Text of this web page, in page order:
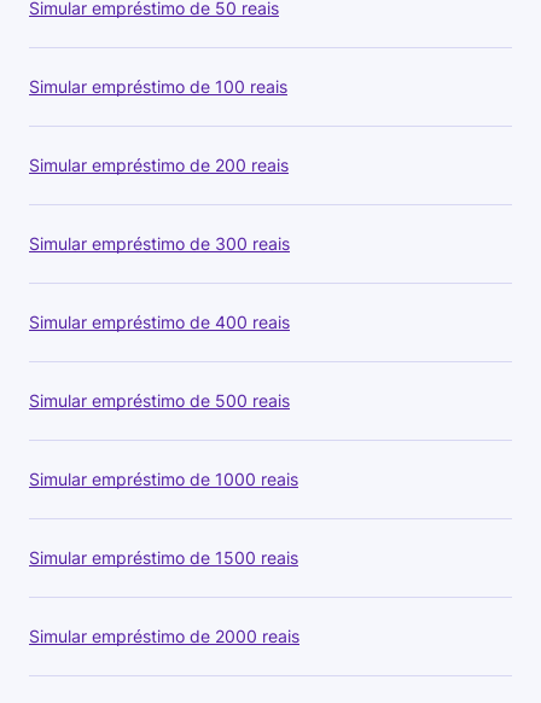
Simular empréstimo de 50 reais
Simular empréstimo de 100 reais
Simular empréstimo de 200 reais
Simular empréstimo de 300 reais
Simular empréstimo de 400 reais
Simular empréstimo de 500 reais
Simular empréstimo de 1000 reais
Simular empréstimo de 1500 reais
Simular empréstimo de 2000 reais